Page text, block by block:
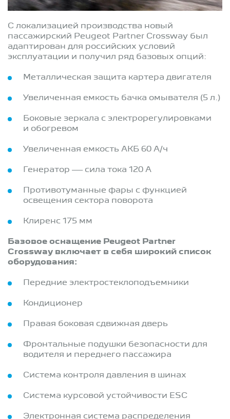
С локализацией производства новый
пассажирский Peugeot Partner Crossway был
адаптирован для российских условий
эксплуатации и получил ряд базовых опций:
Металлическая защита картера двигателя
Увеличенная емкость бачка омывателя (5 л.)
Боковые зеркала с электрорегулировками
и обогревом
Увеличенная емкость АКБ 60 А/ч
Генератор — сила тока 120 А
Противотуманные фары с функцией
освещения сектора поворота
Клиренс 175 мм
Базовое оснащение Peugeot Partner
Crossway включает в себя широкий список
оборудования:
Передние электростеклоподъемники
Кондиционер
Правая боковая сдвижная дверь
Фронтальные подушки безопасности для
водителя и переднего пассажира
Система контроля давления в шинах
Система курсовой устойчивости ESC
Электронная система распределения